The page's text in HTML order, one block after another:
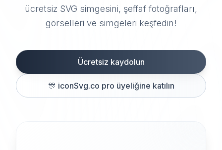
ücretsiz SVG simgesini, şeffaf fotoğrafları,
görselleri ve simgeleri keşfedin!
Ücretsiz kaydolun
🎊 iconSvg.co pro üyeliğine katılın